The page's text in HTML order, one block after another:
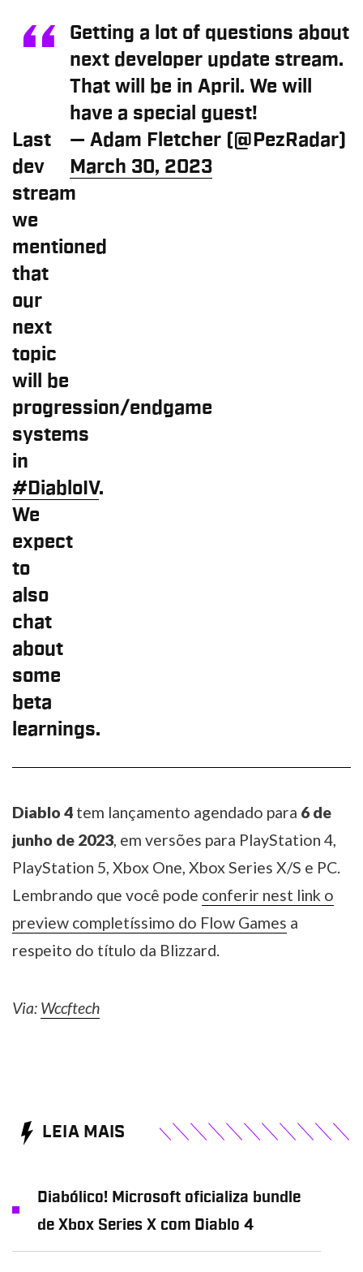
Getting a lot of questions about
next developer update stream.
That will be in April. We will
have a special guest!
Last
dev
stream
we
mentioned
that
our
next
topic
will be
progression/endgame
systems
in
#DiabloIV.
We
expect
to
also
chat
about
some
beta
learnings.
— Adam Fletcher (@PezRadar)
March 30, 2023
Diablo 4 tem lançamento agendado para 6 de
junho de 2023, em versões para PlayStation 4,
PlayStation 5, Xbox One, Xbox Series X/S e PC.
Lembrando que você pode conferir nest link o
preview completíssimo do Flow Games a
respeito do título da Blizzard.
Via: Wccftech
LEIA MAIS
Diabólico! Microsoft oficializa bundle
de Xbox Series X com Diablo 4